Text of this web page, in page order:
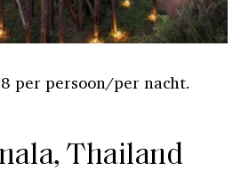
per persoon/per nacht.
Thailand